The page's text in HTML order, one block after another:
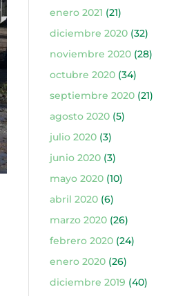
enero 2021 (21)
diciembre 2020(32)
noviembre 2020(28)
octubre 2020(34)
septiembre 2020(21)
agosto 2020(5)
julio 2020(3)
junio 2020(3)
mayo 2020(10)
abril 2020(6)
marzo 2020(26)
febrero 2020(24)
enero 2020(26)
diciembre 2019 (40)